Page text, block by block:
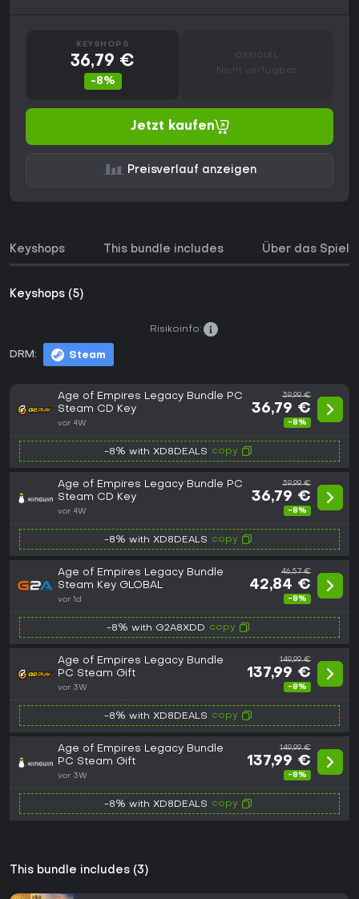
KEYSHOPS
36,79 €
-8%
Nicht verfügbar
Jetzt kaufen
Preisverlauf anzeigen
Keyshops This bundle includes Über das Spiel
Keyshops (5)
DRM: Steam
Risikoinfo:
Age of Empires Legacy Bundle PC
Steam CD Key
vor 4W
39,99 €
36,79 €
-8%
-8% with XD8DEALS copy
Age of Empires Legacy Bundle PC
Steam CD Key
vor 4W
39,99 €
36,79 €
-8%
-8% with XD8DEALS copy
Age of Empires Legacy Bundle
Steam Key GLOBAL
vor 1d
46,57 €
42,84 €
-8%
-8% with G2A8XDD copy
Age of Empires Legacy Bundle
PC Steam Gift
vor 3W
149,99 €
137,99 €
-8%
-8% with XD8DEALS copy
Age of Empires Legacy Bundle
PC Steam Gift
vor 3W
149,99 €
137,99 €
-8%
-8% with XD8DEALS copy
This bundle includes (3)